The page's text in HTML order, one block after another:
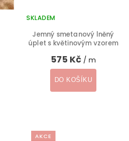
Jemný smetanový lněný
úplet s květinovým vzorem
SKLADEM
575 Kč / m
DO KOŠÍKU
AKCE